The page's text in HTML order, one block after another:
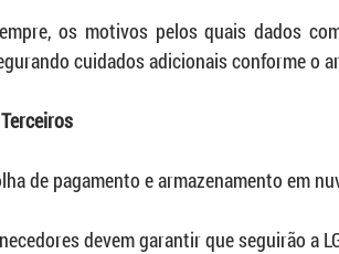
os motivos pelos quais dados
cuidados adicionais conforme o
de pagamento e armazenamento em
devem garantir que seguirão a